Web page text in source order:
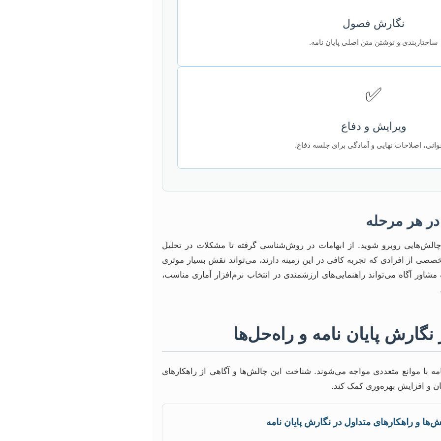
نگارش فصول
ساختاربندی و نوشتن متن اصلی پایان نامه.
✅
ویرایش و دفاع
اصلاحات نهایی و آمادگی برای جلسه دفاع.
هر مرحله
روبرو شوید. از ابهامات در روش‌شناسی گرفته تا مشکلات در تحلیل
از افرادی که تجربه کافی در این زمینه دارند، می‌تواند نقش بسیار موثری
آگاه می‌تواند راهنمایی‌های ارزشمندی در انتخاب نرم‌افزار آماری مناسب،
پایان نامه و راه‌حل‌ها
با موانع متعددی مواجه می‌شوند. شناخت این چالش‌ها و آگاهی از راهکارهای
و افزایش بهره‌وری کمک کند.
و راهکارهای متداول در نگارش پایان نامه